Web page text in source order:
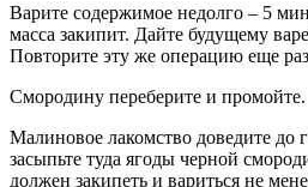
Варите содержимое недолго – 5
масса закипит. Дайте будущему
Повторите эту же операцию еще
Смородину переберите и промойте.
Малиновое лакомство доведите до
засыпьте туда ягоды черной
должен закипеть и вариться не